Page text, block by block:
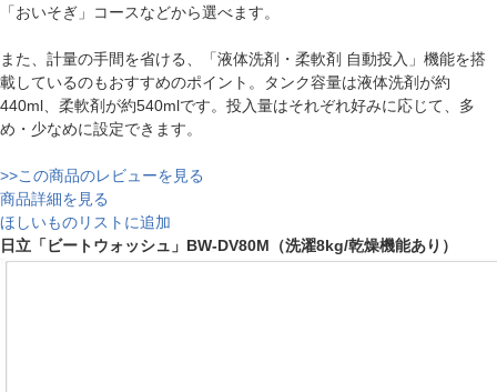
「おいそぎ」コースなどから選べます。
また、計量の手間を省ける、「液体洗剤・柔軟剤 自動投入」機能を搭
載しているのもおすすめのポイント。タンク容量は液体洗剤が約
440ml、柔軟剤が約540mlです。投入量はそれぞれ好みに応じて、多
め・少なめに設定できます。
>>この商品のレビューを見る
商品詳細を見る
ほしいものリストに追加
日立「ビートウォッシュ」BW-DV80M（洗濯8kg/乾燥機能あり）